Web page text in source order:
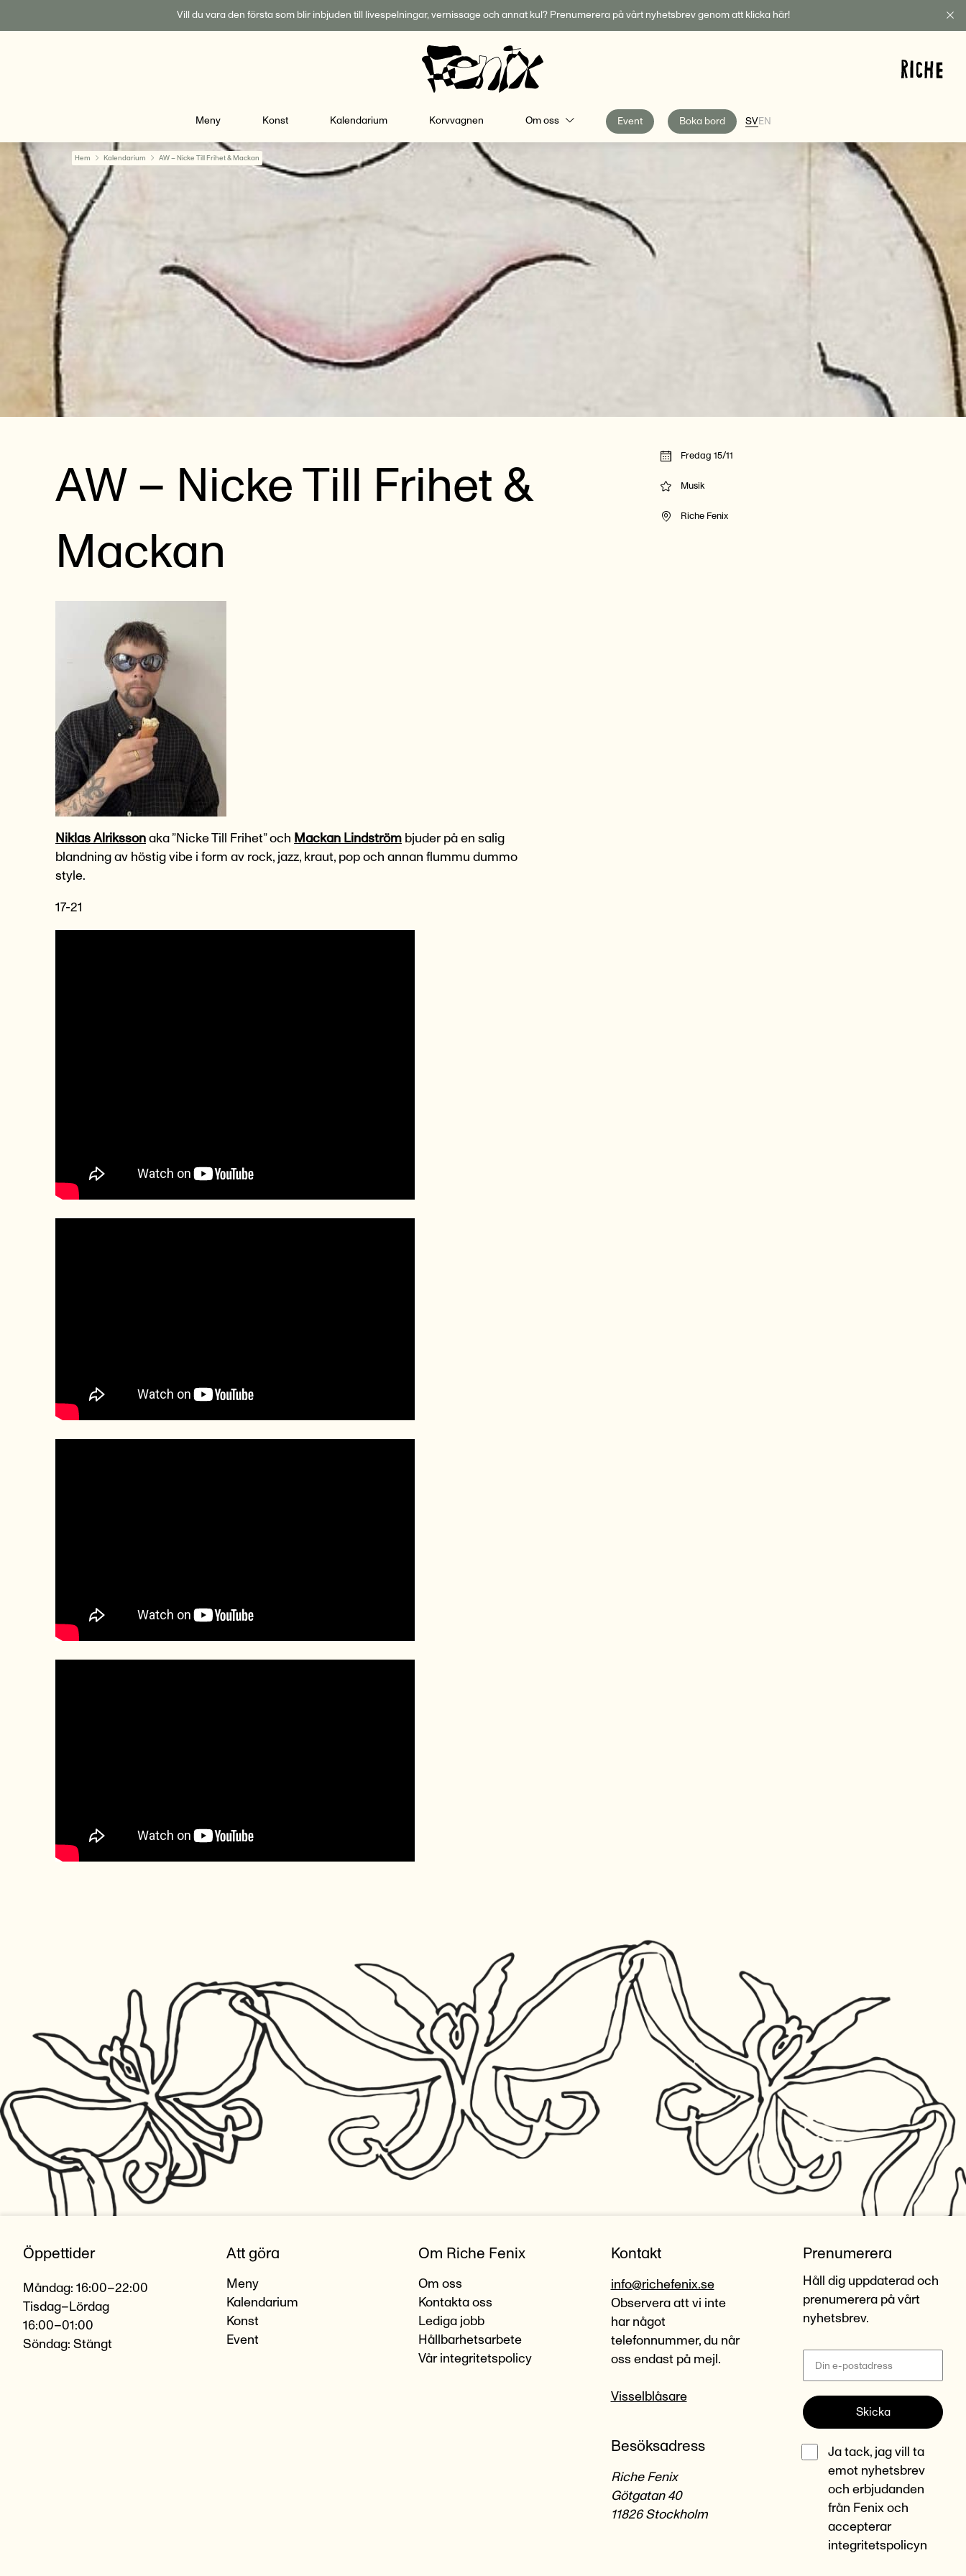
Vill du vara den första som blir inbjuden till livespelningar, vernissage och annat kul? Prenumerera på vårt nyhetsbrev genom att klicka här!
Meny Konst Kalendarium Korvvagnen Om oss Event Boka bord SVEN
Hem Kalendarium AW – Nicke Till Frihet & Mackan
AW – Nicke Till Frihet &
Mackan
Niklas Alriksson aka ”Nicke Till Frihet” och Mackan Lindström bjuder på en salig
blandning av höstig vibe i form av rock, jazz, kraut, pop och annan flummu dummo
style.
17-21
Fredag 15/11
Musik
Riche Fenix
Öppettider
Måndag: 16:00–22:00
Tisdag–Lördag
16:00–01:00
Söndag: Stängt
Att göra
Meny
Kalendarium
Konst
Event
Om Riche Fenix
Om oss
Kontakta oss
Lediga jobb
Hållbarhetsarbete
Vår integritetspolicy
Kontakt
info@richefenix.se
Observera att vi inte
har något
telefonnummer, du når
oss endast på mejl.
Visselblåsare
Besöksadress
Riche Fenix
Götgatan 40
11826 Stockholm
Prenumerera
Håll dig uppdaterad och
prenumerera på vårt
nyhetsbrev.
Skicka
Ja tack, jag vill ta
emot nyhetsbrev
och erbjudanden
från Fenix och
accepterar
integritetspolicyn